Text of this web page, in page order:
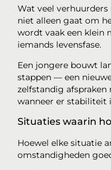
Wat veel
niet alleen gaat om
wordt vaak een klein
iemands levensfase.
Een jongere bouwt
stappen — een
zelfstandig
wanneer er stabiliteit
Situaties waarin
Hoewel elke situatie
omstandigheden